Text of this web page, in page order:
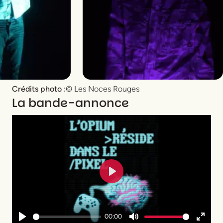
Crédits photo :© Les Noces Rouges
La bande-annonce
00:00
Play